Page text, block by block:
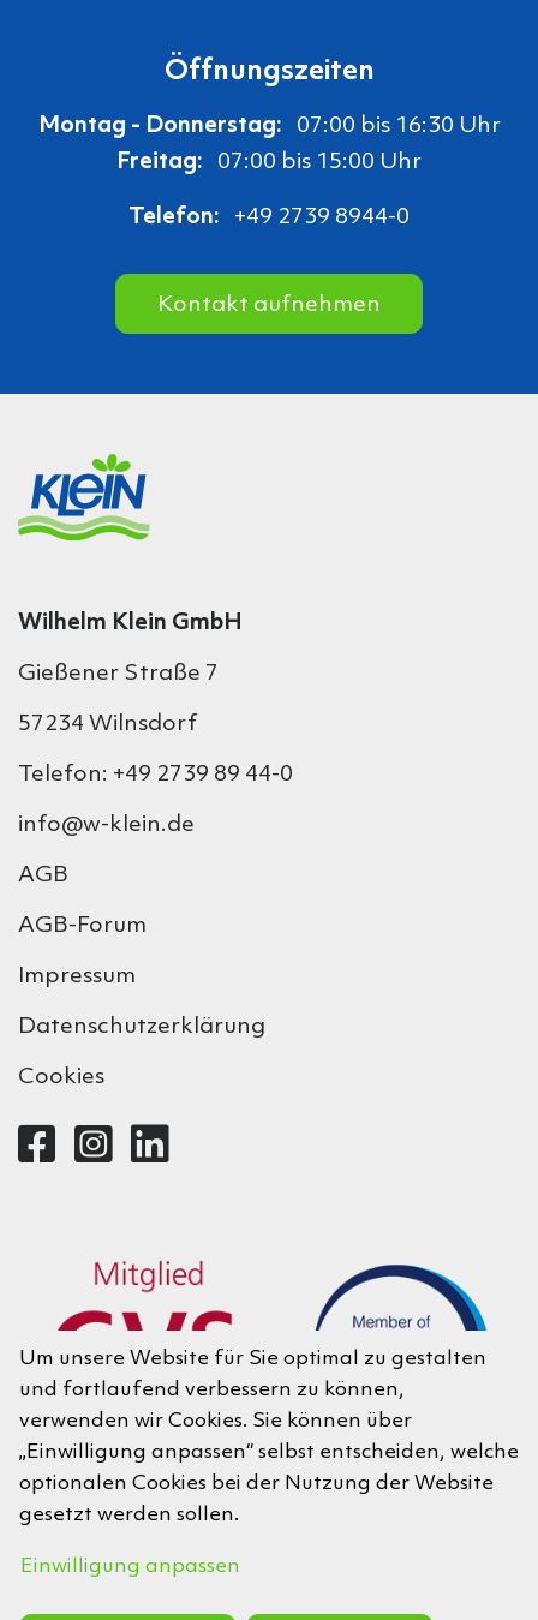
Öffnungszeiten
Montag - Donnerstag: 07:00 bis 16:30 Uhr
Freitag: 07:00 bis 15:00 Uhr
Telefon: +49 2739 8944-0
Kontakt aufnehmen
Wilhelm Klein GmbH
Gießener Straße 7
57234 Wilnsdorf
Telefon: +49 2739 89 44-0
info@w-klein.de
AGB
AGB-Forum
Impressum
Datenschutzerklärung
Cookies
Um unsere Website für Sie optimal zu gestalten
und fortlaufend verbessern zu können,
verwenden wir Cookies. Sie können über
„Einwilligung anpassen“ selbst entscheiden, welche
optionalen Cookies bei der Nutzung der Website
gesetzt werden sollen.
Einwilligung anpassen